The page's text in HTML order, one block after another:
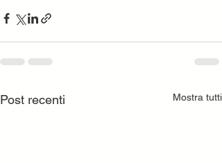
Post recenti Mostra tutti